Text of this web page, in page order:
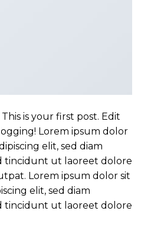
is your first post. Edit
Lorem ipsum dolor
elit, sed diam
tincidunt ut laoreet dolore
Lorem ipsum dolor sit
elit, sed diam
tincidunt ut laoreet dolore